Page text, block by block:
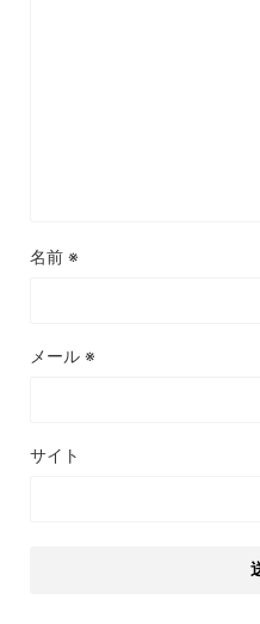
名前 ※
メール ※
サイト